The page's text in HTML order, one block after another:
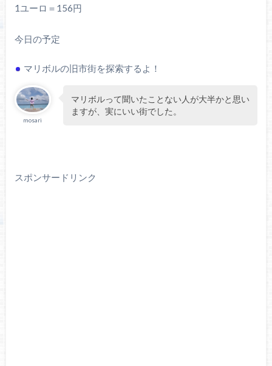
1ユーロ＝156円
今日の予定
マリボルの旧市街を探索するよ！
mosari
マリボルって聞いたことない人が大半かと思い
ますが、実にいい街でした。
スポンサードリンク